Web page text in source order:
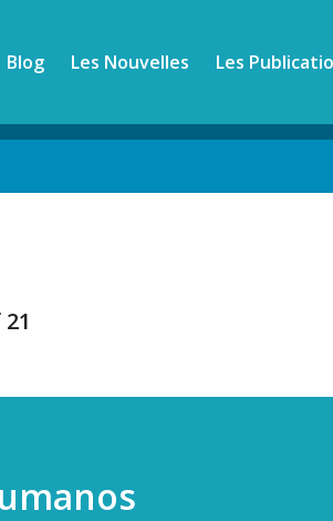
Blog Les Nouvelles Les